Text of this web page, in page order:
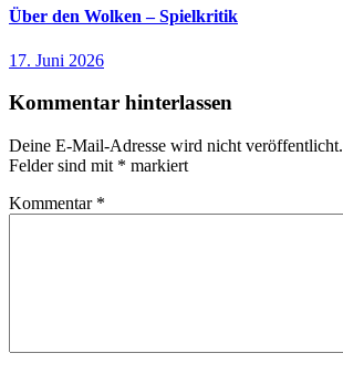
Über den Wolken – Spielkritik
17. Juni 2026
Kommentar hinterlassen
Deine E-Mail-Adresse wird nicht veröffentlicht.
Felder sind mit * markiert
Kommentar *